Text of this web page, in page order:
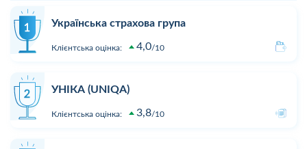
Українська страхова група
Клієнтська оцінка: 4,0 10
УНІКА (UNIQA)
Клієнтська оцінка: 3,8 10